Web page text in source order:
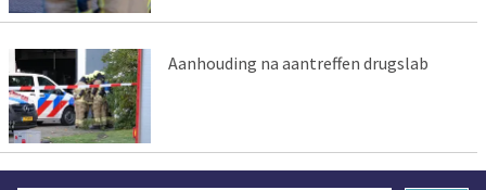
Aanhouding na aantreffen drugslab